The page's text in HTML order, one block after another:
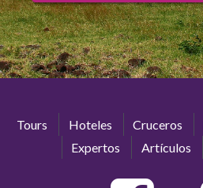
Tours Hoteles Cruceros
Expertos
Artículos